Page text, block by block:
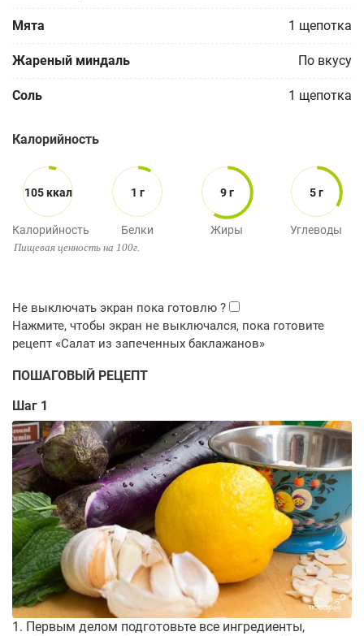
Мята 1 щепотка
Жареный миндаль По вкусу
Соль 1 щепотка
Калорийность
105 ккал
Калорийность
1 г
Белки
9 г
Жиры
5 г
Углеводы
Пищевая ценность на 100г.
ПОШАГОВЫЙ РЕЦЕПТ
Шаг 1
1. Первым делом подготовьте все ингредиенты,